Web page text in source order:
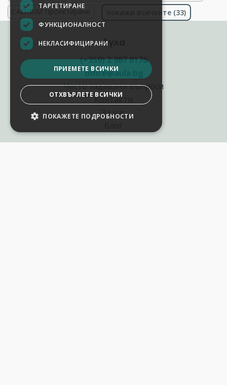
CAD/BIM Проектиране
покажи всичките (33)
Аула
(+359) 2 987 8176
office@aula.bg
Често задавани въпроси
Контакти
За нас
ТАРГЕТИРАНЕ
ФУНКЦИОНАЛНОСТ
НЕКЛАСИФИЦИРАНИ
ПРИЕМЕТЕ ВСИЧКИ
ОТХВЪРЛЕТЕ ВСИЧКИ
ПОКАЖЕТЕ ПОДРОБНОСТИ